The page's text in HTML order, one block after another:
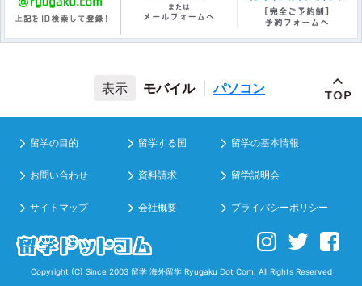
モバイル パソコン
留学の目的 留学する国 留学の基本情報
お問い合わせ 資料請求 留学説明会
サイトマップ 会社概要 プライバシーポリシー
Copyright (C) Since 2003 留学 海外留学Ryugaku Dot Com. All Rights Reserved